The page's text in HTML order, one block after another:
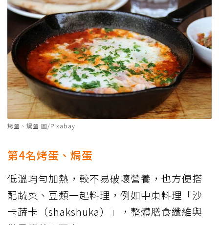
烤蛋、焗蛋 圖/Pixabay
第4名烤蛋、焗蛋
低溫均勻加熱，較不易破壞營養，也方便搭
配蔬菜、豆類一起料理，例如中東料理「沙
卡蔬卡（shakshuka）」，整體膳食纖維與